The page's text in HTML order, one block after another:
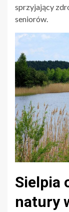
sprzyjający
seniorów.
Sielpia
natury